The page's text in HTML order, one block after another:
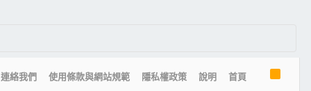
連絡我們 使用條款與網站規範 隱私權政策 說明 首頁
R
S